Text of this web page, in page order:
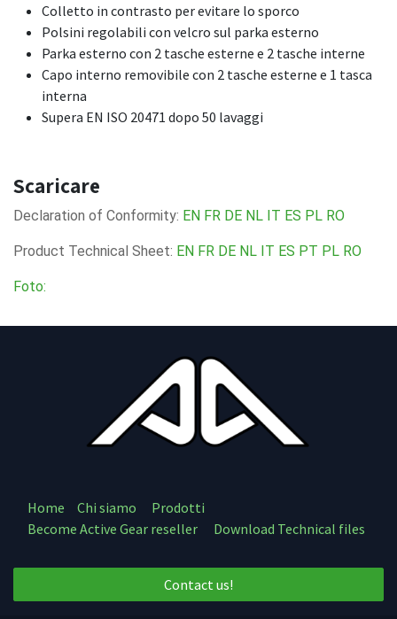
Colletto in contrasto per evitare lo sporco
Polsini regolabili con velcro sul parka esterno
Parka esterno con 2 tasche esterne e 2 tasche interne
Capo interno removibile con 2 tasche esterne e 1 tasca
interna
Supera EN ISO 20471 dopo 50 lavaggi
Scaricare
Declaration of Conformity: EN FR DE NL IT ES PL RO
Product Technical Sheet: EN FR DE NL IT ES PT PL RO
Foto:
Home Chi siamo
Prodotti
Become Active Gear reseller
Download Technical files
Contact us!